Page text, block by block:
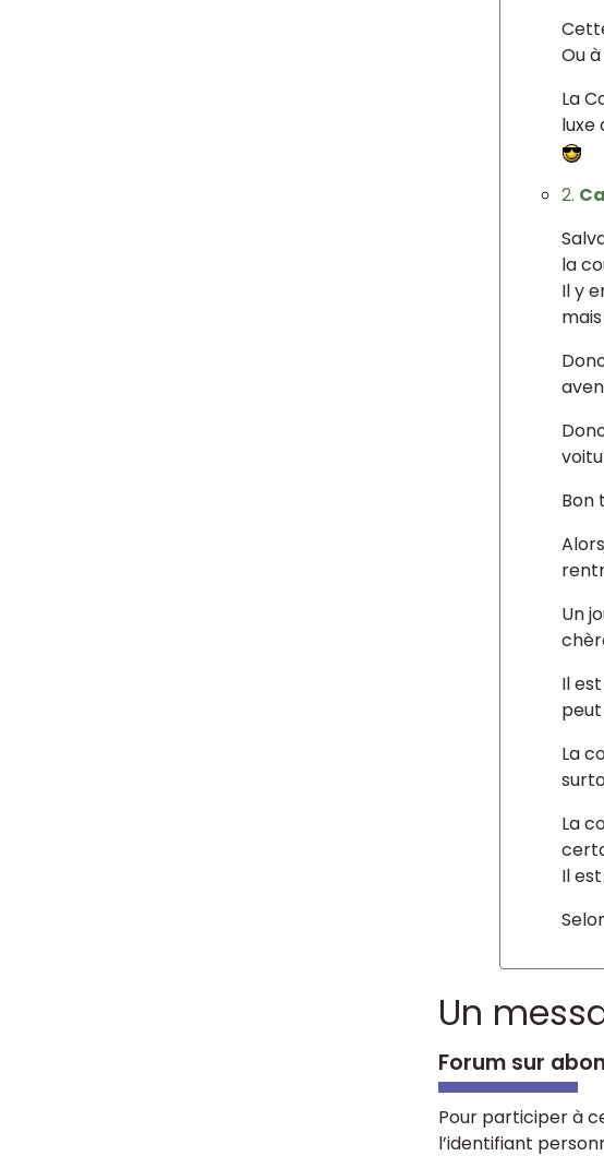
Ou
La
luxe
2.
la
Il y
Bon
Un
Il
La
La
Il
Un
Forum sur
Pour participer à
l’identifiant